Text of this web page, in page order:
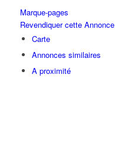
Marque-pages
Revendiquer cette Annonce
Carte
Annonces similaires
A proximité